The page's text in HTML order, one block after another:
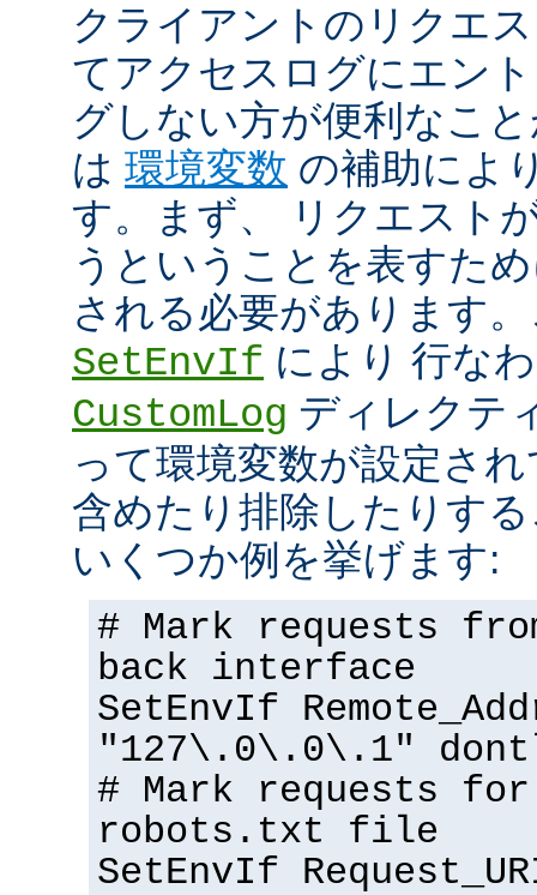
クライアントのリクエ
てアクセスログにエン
グしない方が便利なこ
は 環境変数 の補助によ
す。まず、 リクエスト
うということを表すた
される必要があります
SetEnvIf により 行な
CustomLog ディレクテ
って環境変数が設定さ
含めたり排除したりす
いくつか例を挙げます:
# Mark requests
back interface
SetEnvIf
"127\.0\.0\.1"
# Mark requests
robots.txt file
SetEnvIf